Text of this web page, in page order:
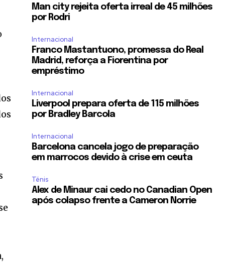
Man city rejeita oferta irreal de 45 milhões
por Rodri
Internacional
Franco Mastantuono, promessa do Real
Madrid, reforça a Fiorentina por
empréstimo
Internacional
Liverpool prepara oferta de 115 milhões
por Bradley Barcola
Internacional
Barcelona cancela jogo de preparação
em marrocos devido à crise em ceuta
Ténis
Alex de Minaur cai cedo no Canadian Open
após colapso frente a Cameron Norrie